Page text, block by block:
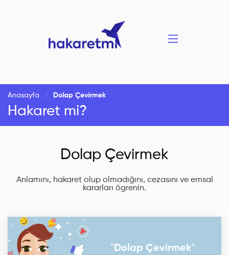
Anasayfa Dolap Çevirmek
Hakaret mi?
Dolap Çevirmek
Anlamını, hakaret olup olmadığını, cezasını ve emsal
kararları ögrenin.
"Dolap Çevirmek"